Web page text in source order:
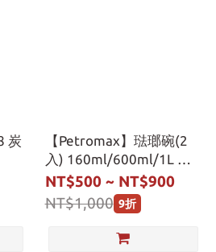
炭
【Petromax】琺瑯碗(2
入) 160ml/600ml/1L 黑/
白
NT$500 ~ NT$900
NT$1,000 9折